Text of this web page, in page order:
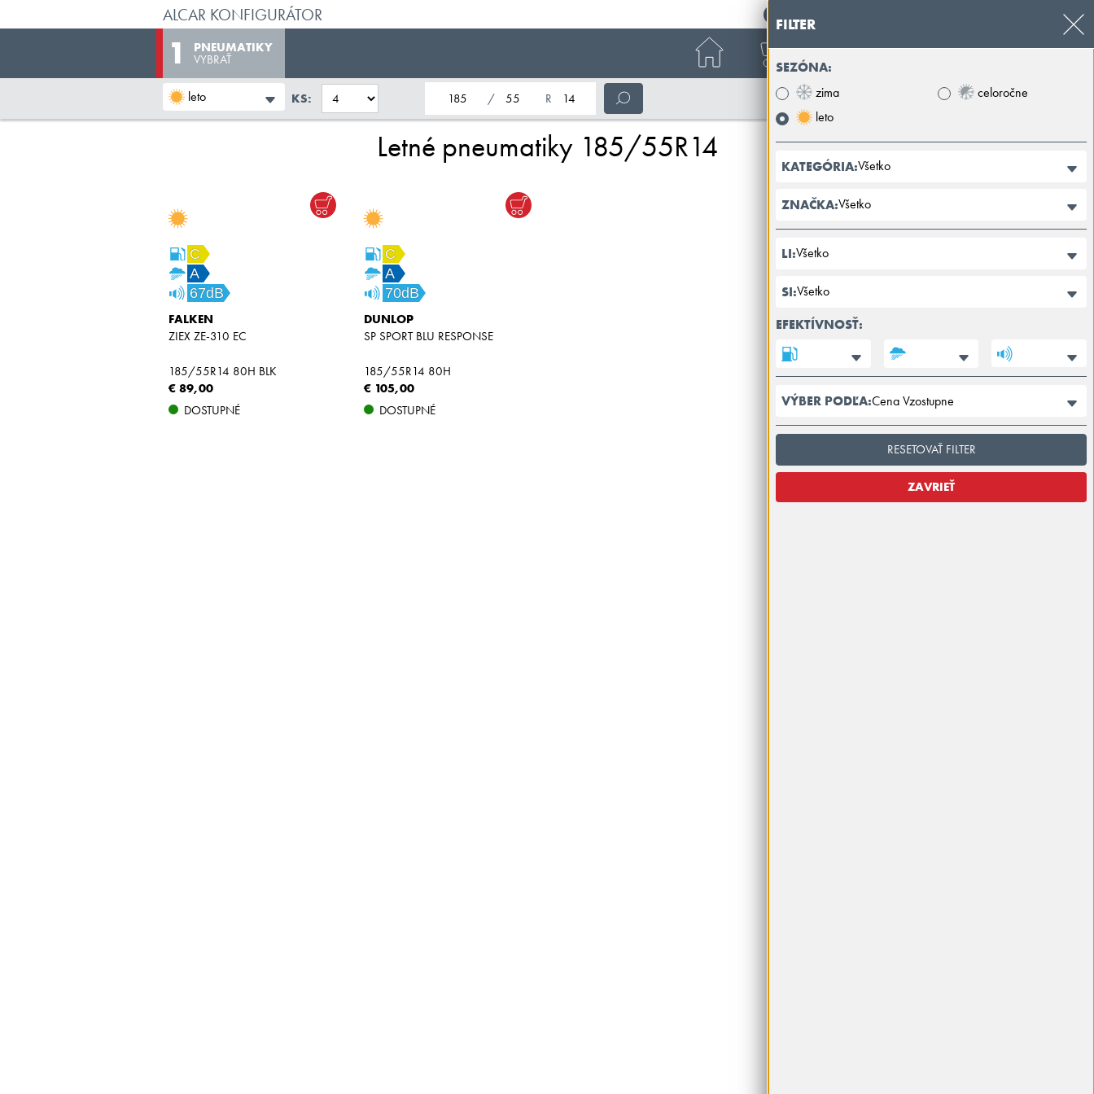
ALCAR KONFIGURÁTOR +421 32 39 89 100
PNEUMATIKY
VYBRAŤ
leto KS:
nominálna šírka pneumatiky
profil pneumatikynominálny priemer pneumatiky
Letné pneumatiky 185/55R14
C
A
67dB
FALKEN
ZIEX ZE-310 EC
185/55R14 80H BLK
€ 89,00
DOSTUPNÉ
C
A
70dB
DUNLOP
SP SPORT BLU RESPONSE
185/55R14 80H
€ 105,00
DOSTUPNÉ
FILTER
SEZÓNA:
zima
leto
celoročne
KATEGÓRIA:Všetko
ZNAČKA:Všetko
LI:Všetko
SI:Všetko
EFEKTÍVNOSŤ:
VÝBER PODĽA:Cena Vzostupne
RESETOVAŤ FILTER
ZAVRIEŤ